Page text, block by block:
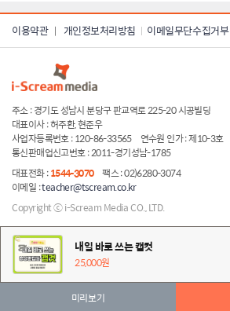
내일 바로 쓰는 캡컷
25,000원
내일 바로 쓰는 캡컷
미리보기
이용약관 | 개인정보처리방침 이메일무단수집거부
주소 : 경기도 성남시 분당구 판교역로 225-20 시공빌딩
대표이사 : 허주환, 현준우
사업자등록번호 : 120-86-33565
연수원 인가 : 제10-3호
통신판매업신고번호 : 2011-경기성남-1785
대표전화 :1544-3070 팩스 : 02)6280-3074
이메일 :teacher@tscream.co.kr
Copyright ⓒ i-Scream Media CO., LTD.